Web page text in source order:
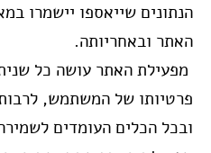
הנתונים שייאספו יישמרו
האתר ובאחריותה.
מפעילת האתר עושה כל
פרטיותו של המשתמש,
ובכל הכלים העומדים